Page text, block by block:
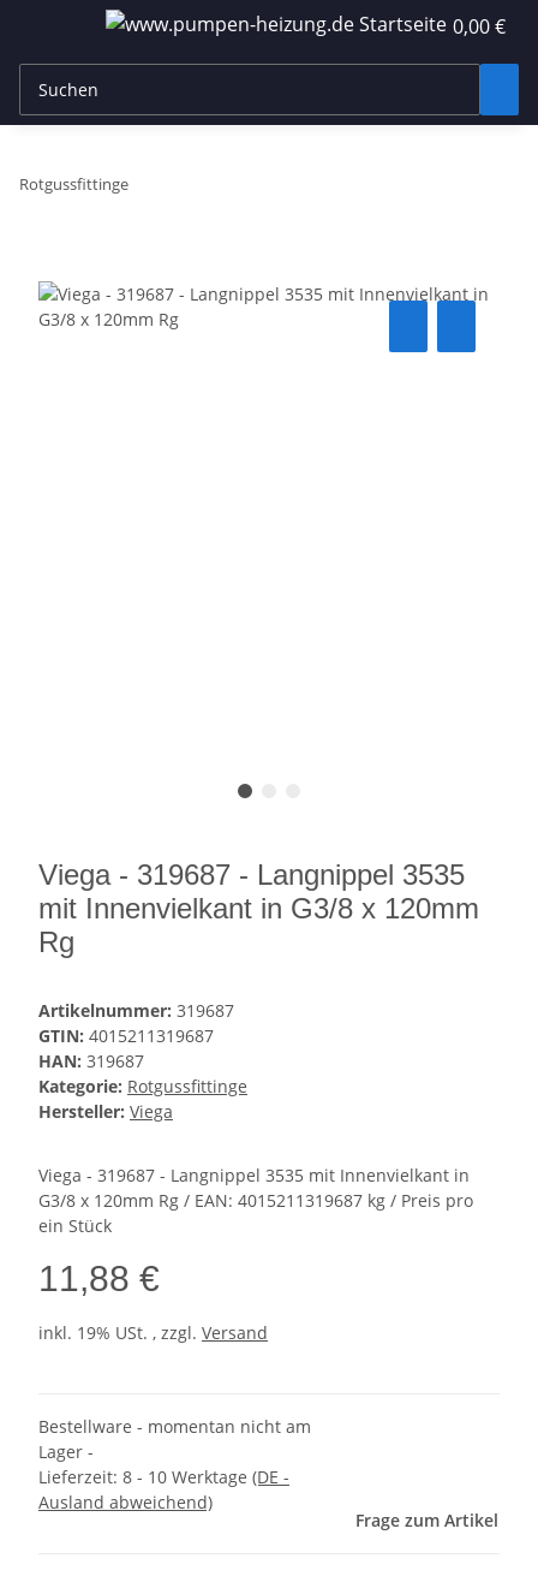
0,00 €
Rotgussfittinge
Viega - 319687 - Langnippel 3535
mit Innenvielkant in G3/8 x 120mm
Rg
Artikelnummer: 319687
GTIN: 4015211319687
HAN: 319687
Kategorie: Rotgussfittinge
Hersteller: Viega
Viega - 319687 - Langnippel 3535 mit Innenvielkant in
G3/8 x 120mm Rg / EAN: 4015211319687 kg / Preis pro
ein Stück
11,88 €
inkl. 19% USt. , zzgl. Versand
Bestellware - momentan nicht am
Lager -
Lieferzeit: 8 - 10 Werktage (DE -
Ausland abweichend)
Frage zum Artikel